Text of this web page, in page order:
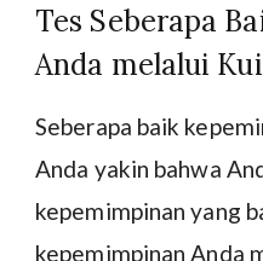
Tes Seberapa
Anda melalui
Seberapa baik
Anda yakin bahwa
kepemimpinan yang
kepemimpinan Anda